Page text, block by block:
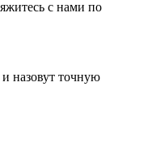
с нами по
назовут точную